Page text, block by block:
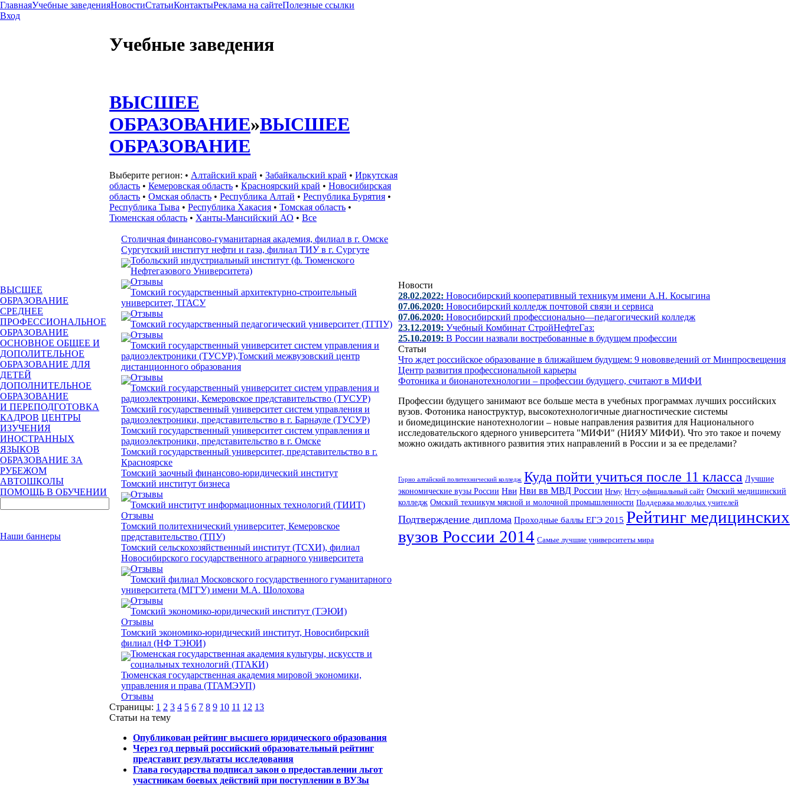
ГлавнаяУчебные заведенияНовостиСтатьиКонтактыРеклама на сайтеПолезные ссылки
Вход
ВЫСШЕЕ
ОБРАЗОВАНИЕ
СРЕДНЕЕ
ПРОФЕССИОНАЛЬНОЕ
ОБРАЗОВАНИЕ
ОСНОВНОЕ ОБЩЕЕ И
ДОПОЛИТЕЛЬНОЕ
ОБРАЗОВАНИЕ ДЛЯ
ДЕТЕЙ
ДОПОЛНИТЕЛЬНОЕ
ОБРАЗОВАНИЕ
И ПЕРЕПОДГОТОВКА
КАДРОВ ЦЕНТРЫ
ИЗУЧЕНИЯ
ИНОСТРАННЫХ
ЯЗЫКОВ
ОБРАЗОВАНИЕ ЗА
РУБЕЖОМ
АВТОШКОЛЫ
ПОМОЩЬ В ОБУЧЕНИИ
Наши баннеры
Учебные заведения
ВЫСШЕЕ
ОБРАЗОВАНИЕ»ВЫСШЕЕ
ОБРАЗОВАНИЕ
Выберите регион: • Алтайский край • Забайкальский край • Иркутская
область • Кемеровская область • Красноярский край • Новосибирская
область • Омская область • Республика Алтай • Республика Бурятия •
Республика Тыва • Республика Хакасия • Томская область •
Тюменская область • Ханты-Мансийский АО • Все
Столичная финансово-гуманитарная академия, филиал в г. Омске
Сургутский институт нефти и газа, филиал ТИУ в г. Сургуте
Тобольский индустриальный институт (ф. Тюменского
Нефтегазового Университета)
Отзывы
Томский государственный архитектурно-строительный
университет, ТГАСУ
Отзывы
Томский государственный педагогический университет (ТГПУ)
Отзывы
Томский государственный университет систем управления и
радиоэлектроники (ТУСУР),Томский межвузовский центр
дистанционного образования
Отзывы
Томский государственный университет систем управления и
радиоэлектроники, Кемеровское представительство (ТУСУР)
Томский государственный университет систем управления и
радиоэлектроники, представительство в г. Барнауле (ТУСУР)
Томский государственный университет систем управления и
радиоэлектроники, представительство в г. Омске
Томский государственный университет, представительство в г.
Красноярске
Томский заочный финансово-юридический институт
Томский институт бизнеса
Отзывы
Томский институт информационных технологий (ТИИТ)
Отзывы
Томский политехнический университет, Кемеровское
представительство (ТПУ)
Томский сельскохозяйственный институт (ТСХИ), филиал
Новосибирского государственного аграрного университета
Отзывы
Томский филиал Московского государственного гуманитарного
университета (МГГУ) имени М.А. Шолохова
Отзывы
Томский экономико-юридический институт (ТЭЮИ)
Отзывы
Томский экономико-юридический институт, Новосибирский
филиал (НФ ТЭЮИ)
Тюменская государственная академия культуры, искусств и
социальных технологий (ТГАКИ)
Тюменская государственная академия мировой экономики,
управления и права (ТГАМЭУП)
Отзывы
Страницы: 1 2 3 4 5 6 7 8 9 10 11 12 13
Статьи на тему
Опубликован рейтинг высшего юридического образования
Через год первый российский образовательный рейтинг
представит результаты исследования
Глава государства подписал закон о предоставлении льгот
участникам боевых действий при поступлении в ВУЗы
Новости
28.02.2022: Новосибирский кооперативный техникум имени А.Н. Косыгина
07.06.2020: Новосибирский колледж почтовой связи и сервиса
07.06.2020: Новосибирский профессионально—педагогический колледж
23.12.2019: Учебный Комбинат СтройНефтеГаз:
25.10.2019: В России назвали востребованные в будущем профессии
Статьи
Что ждет российское образование в ближайшем будущем: 9 нововведений от Минпросвещения
Центр развития профессиональной карьеры
Фотоника и бионанотехнологии – профессии будущего, считают в МИФИ
Профессии будущего занимают все больше места в учебных программах лучших российских
вузов. Фотоника наноструктур, высокотехнологичные диагностические системы
и биомедицинские нанотехнологии – новые направления развития для Национального
исследовательского ядерного университета "МИФИ" (НИЯУ МИФИ). Что это такое и почему
можно ожидать активного развития этих направлений в России и за ее пределами?
Горно алтайский политехнический колледж Куда пойти учиться после 11 класса Лучшие
экономические вузы России Нви Нви вв МВД России Нгму Нгту официальный сайт Омский медицинский
колледж Омский техникум мясной и молочной промышленности Поддержка молодых учителей
Подтверждение диплома Проходные баллы ЕГЭ 2015 Рейтинг медицинских
вузов России 2014 Самые лучшие университеты мира